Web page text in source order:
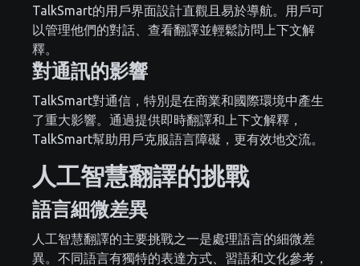
TalkSmart的用戶界面設計直觀且易於導航。用戶可
以管理他們的對話、查看翻譯並輕鬆訪問上下文解
釋。
對通訊的影響
TalkSmart對通信，特別是在商業和國際環境中產生
了重大影響。通過提供即時翻譯和上下文解釋，
TalkSmart幫助用戶克服語言障礙，更有效地交流。
人工智慧翻譯的挑戰
語言細微差異
人工智慧翻譯的主要挑戰之一是處理語言的細微差
異。不同語言有獨特的表達方式、習語和文化參考，